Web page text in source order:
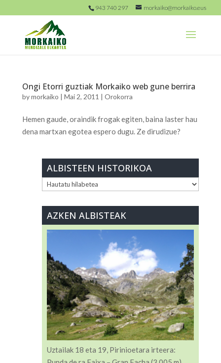
943 740 297 morkaiko@morkaiko.eus
Ongi Etorri guztiak Morkaiko web gune berrira
bymorkaiko | Mai 2, 2011 | Orokorra
Hemen gaude, oraindik frogak egiten, baina laster hau
dena martxan egotea espero dugu. Ze dirudizue?
ALBISTEEN HISTORIKOA
ALBISTEEN
AZKEN ALBISTEAK
Uztailak 18 eta 19, Pirinioetara irteera: